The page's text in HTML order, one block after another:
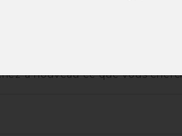
à nouveau ce que vous